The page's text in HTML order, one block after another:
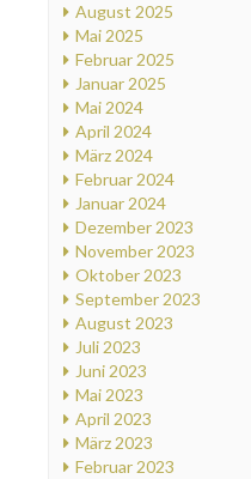
August 2025
Mai 2025
Februar 2025
Januar 2025
Mai 2024
April 2024
März 2024
Februar 2024
Januar 2024
Dezember 2023
November 2023
Oktober 2023
September 2023
August 2023
Juli 2023
Juni 2023
Mai 2023
April 2023
März 2023
Februar 2023